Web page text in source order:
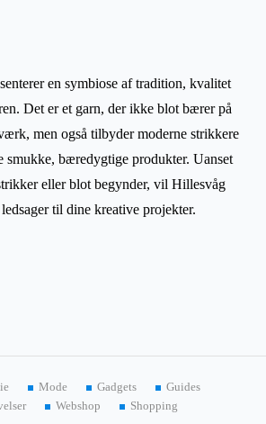
en symbiose af tradition, kvalitet
Det er et garn, der ikke blot bærer på
men også tilbyder moderne strikkere
smukke, bæredygtige produkter. Uanset
eller blot begynder, vil Hillesvåg
til dine kreative projekter.
Mode Gadgets
Guides
Webshop
Shopping